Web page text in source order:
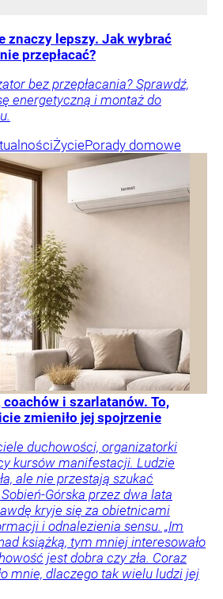
znaczy lepszy. Jak wybrać
przepłacać?
bez przepłacania? Sprawdź,
energetyczną i montaż do
ŻyciePorady domowe
coachów i szarlatanów. To,
zmieniło jej spojrzenie
duchowości, organizatorki
kursów manifestacji. Ludzie
ale nie przestają szukać
Górska przez dwa lata
kryje się za obietnicami
i odnalezienia sensu. „Im
książką, tym mniej interesowało
jest dobra czy zła. Coraz
mnie, dlaczego tak wielu ludzi jej